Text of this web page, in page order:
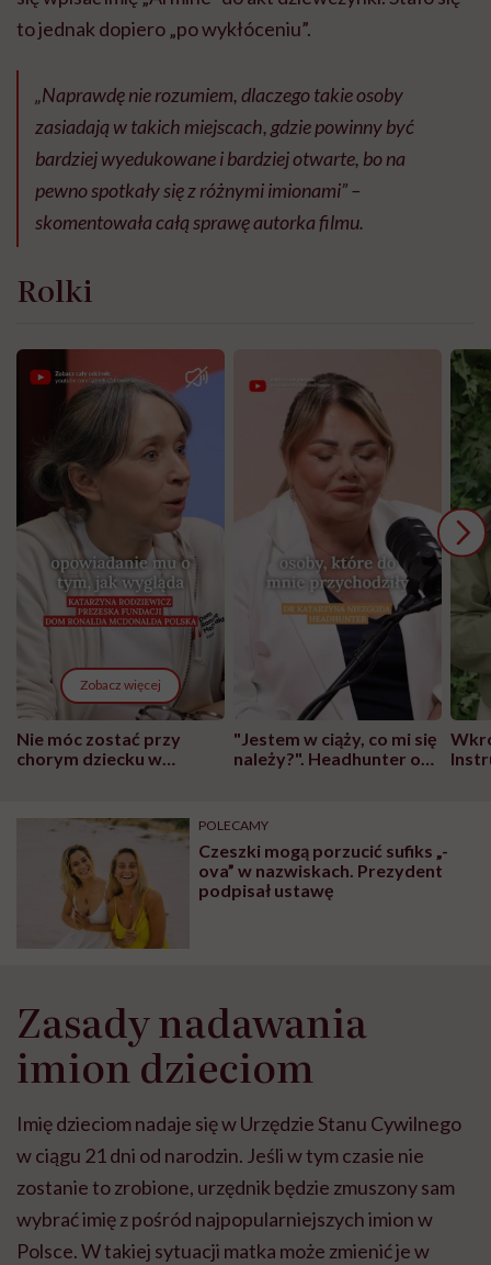
to jednak dopiero „po wykłóceniu”.
„Naprawdę nie rozumiem, dlaczego takie osoby
zasiadają w takich miejscach, gdzie powinny być
bardziej wyedukowane i bardziej otwarte, bo na
pewno spotkały się z różnymi imionami” –
skomentowała całą sprawę autorka filmu.
Rolki
Zobacz więcej
Nie móc zostać przy
chorym dziecku w
może chyba tylko
głupota i brak
wyobraźni"
"Jestem w ciąży, co mi się
należy?". Headhunter o
pracy
POLECAMY
Czeszki mogą porzucić sufiks „-
ova” w nazwiskach. Prezydent
podpisał ustawę
Zasady nadawania
imion dzieciom
Imię dzieciom nadaje się w Urzędzie Stanu Cywilnego
w ciągu 21 dni od narodzin. Jeśli w tym czasie nie
zostanie to zrobione, urzędnik będzie zmuszony sam
wybrać imię z pośród najpopularniejszych imion w
Polsce. W takiej sytuacji matka może zmienić je w